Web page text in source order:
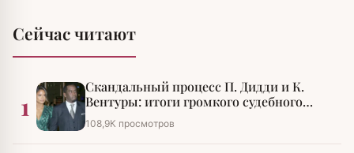
Сейчас читают
1
Скандальный процесс П. Дидди и К.
Вентуры: итоги громкого судебного
разбирательства
108,9К просмотров